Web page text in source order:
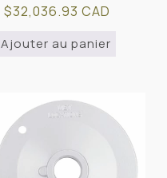
Prix
$32,036.93 CAD
Ajouter au panier